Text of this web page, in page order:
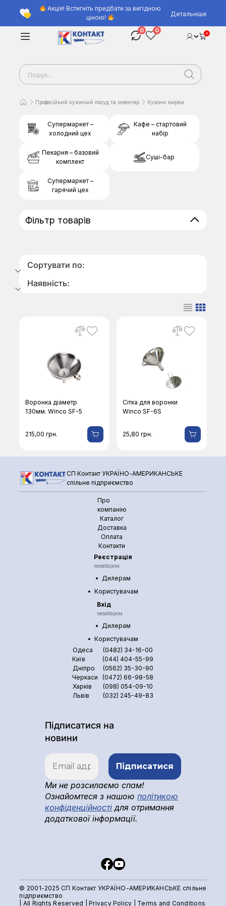
Акція! Встигніть придбати за вигідною
ціною!
Детальніше
0 0 0
Професійний кухонний посуд та інвентар Кухонні вирви
Фільтр товарів
Супермаркет –
холодний цех
Кафе – стартовий
набір
Пекарня – базовий
комплект
Суші-бар
Супермаркет –
гарячий цех
Сортувати по:
Наявність:
Воронка діаметр
130мм. Winco SF-5
215,00грн.
Сітка для воронки
Winco SF-6S
25,80грн.
СП Контакт УКРАЇНО-АМЕРИКАНСЬКЕ
спільне підприємство
Про
компанію
Каталог
Доставка
Оплата
Контакти
Реєстрація
незабаром
Дилерам
Користувачам
Вхід
незабаром
Дилерам
Користувачам
Одеса
(0482) 34-16-00
Київ
(044) 404-55-99
Дніпро
(0562) 35-30-90
Черкаси
(0472) 66-98-58
Харків
(098) 054-09-10
Львів
(032) 245-49-83
Підписатися на
новини
Ми не розсилаємо спам!
Ознайомтеся з нашоюполітикою
конфіденційності для отримання
додаткової інформації.
© 2001-2025 СП Контакт УКРАЇНО-АМЕРИКАНСЬКЕ спільне
підприємство
| All Rights Reserved |Privacy Policy Terms and Conditions